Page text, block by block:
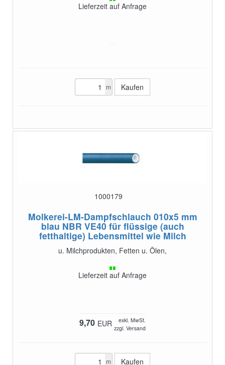
Lieferzeit auf Anfrage
m
1000179
Molkerei-LM-Dampfschlauch 010x5 mm
blau NBR VE40 für flüssige (auch
fetthaltige) Lebensmittel wie Milch
u. Milchprodukten, Fetten u. Ölen,
Lieferzeit auf Anfrage
9,70 EUR
exkl. MwSt.
zzgl. Versand
m